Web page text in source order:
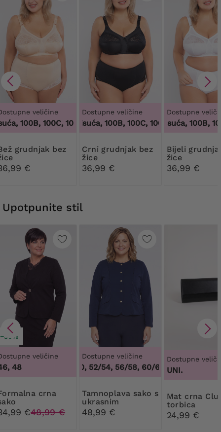
veličine
100B, 100C, 100D, 100DD, 100F, 100G, 100H, 100I, 100J,
bez
€
Dostupne veličine
100 tisuća, 100B, 100C, 100D, 100DD, 100F,
Crni grudnjak bez
žice
36,99 €
Dostupne
100 tisuća, 100B,
Bijeli grudnjak bez
žice
36,99 €
Upotpunite stil
−30%
veličine
48
€48,99 €
Dostupne veličine
48/50, 52/54, 56/58, 60/62, 48/50, 52/54,
Tamnoplava sako s
ukrasnim
gumbima
48,99 €
Dostupne
UNI.
Mat crna Clutch
torbica
24,99 €